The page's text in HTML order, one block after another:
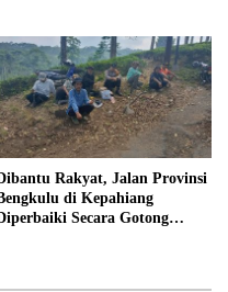
Rakyat, Jalan Provinsi
di Kepahiang
Secara Gotong